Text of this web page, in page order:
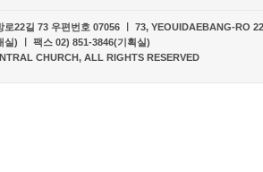
로22길 73 우편번호 07056 ㅣ 73, YEOUIDAEBANG-RO
) ㅣ 팩스 02) 851-3846(기획실)
CHURCH, ALL RIGHTS RESERVED